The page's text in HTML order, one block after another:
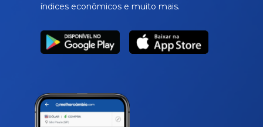
índices econômicos e muito mais.